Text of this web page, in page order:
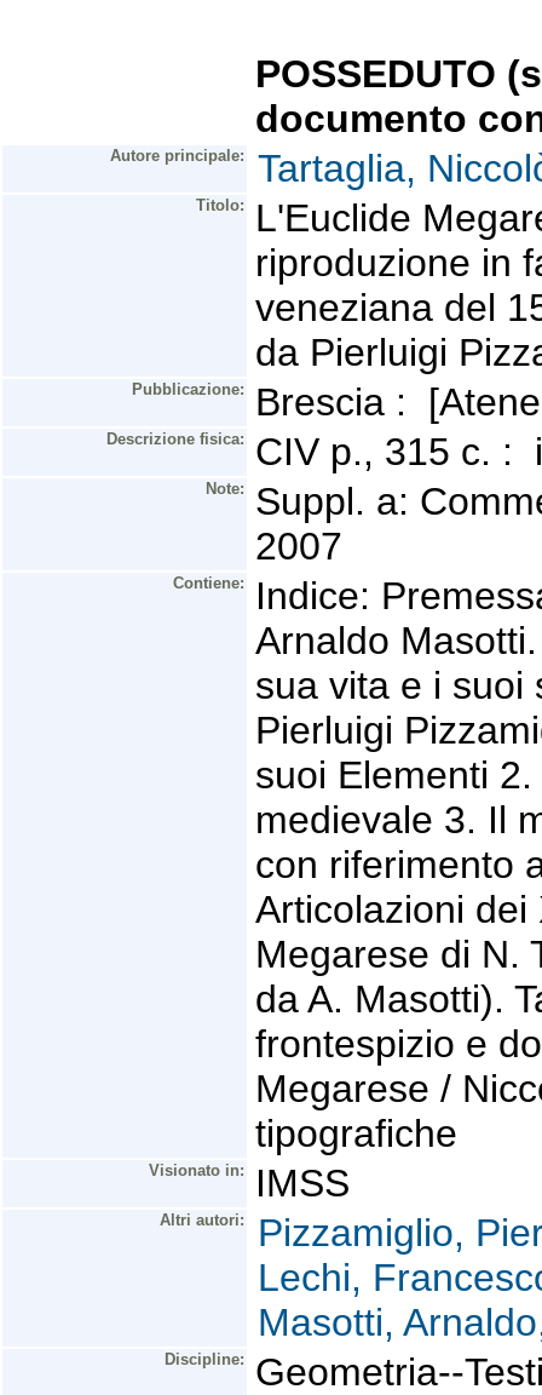
POSSEDUTO
documento
Autore principale: Tartaglia,
Titolo:
L'Euclide
riproduzione in
veneziana del
da Pierluigi
Pubblicazione: Brescia :
Descrizione fisica: CIV p., 315 c.
Note:
Suppl. a:
2007
Contiene:
Indice:
Arnaldo
sua vita e i suoi
Pierluigi
suoi Elementi
medievale 3. Il
con riferimento
Articolazioni dei
Megarese di N.
da A. Masotti).
frontespizio e
Megarese /
tipografiche
Visionato in: IMSS
Altri autori:
Pizzamiglio,
Lechi,
Masotti,
Discipline: Geometria--